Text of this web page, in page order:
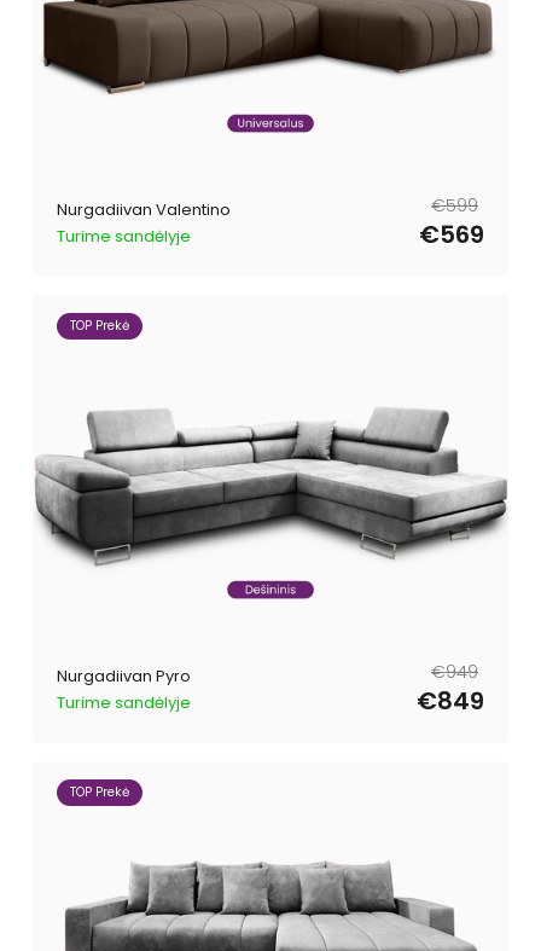
Nurgadiivan Valentino
Turime sandėlyje
Tavahind
€599
Müügihind
€569
TOP Prekė
Nurgadiivan Pyro
Turime sandėlyje
Tavahind
€949
Müügihind
€849
TOP Prekė